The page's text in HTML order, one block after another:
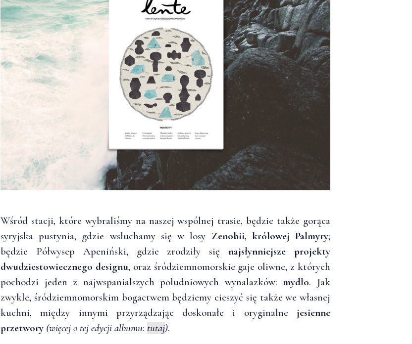
Wśród stacji, które wybraliśmy na naszej wspólnej trasie, będzie także gorąca
syryjska pustynia, gdzie wsłuchamy się w losy Zenobii, królowej Palmyry;
będzie Półwysep Apeniński, gdzie zrodziły sięnajsłynniejsze projekty
dwudziestowiecznego designu, oraz śródziemnomorskie gaje oliwne, z których
pochodzi jeden z najwspanialszych południowych wynalazków:mydło. Jak
zwykle, śródziemnomorskim bogactwem będziemy cieszyć się także we własnej
kuchni, między innymi przyrządzając doskonałe i oryginalne jesienne
przetwory (więcej o tej edycji albumu: tutaj).